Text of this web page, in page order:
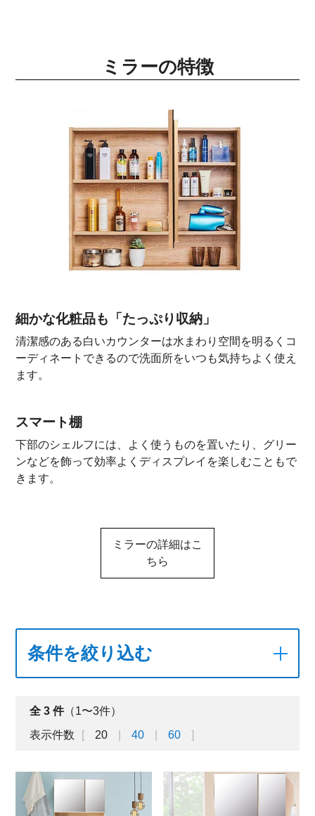
ミラーの特徴
細かな化粧品も「たっぷり収納」
清潔感のある白いカウンターは水まわり空間を明るくコ
ーディネートできるので洗面所をいつも気持ちよく使え
ます。
スマート棚
下部のシェルフには、よく使うものを置いたり、グリー
ンなどを飾って効率よくディスプレイを楽しむこともで
きます。
ミラーの詳細はこ
ちら
条件を絞り込む
全3 件（1〜3件）
表示件数
20 40 60